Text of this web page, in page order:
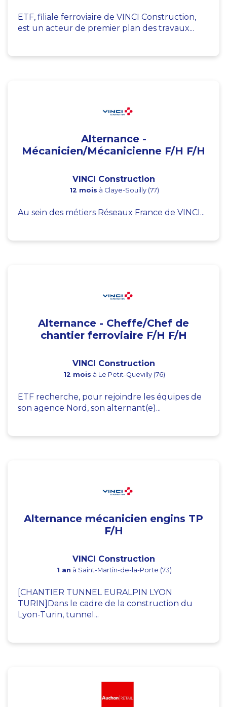
ETF, filiale ferroviaire de VINCI Construction,
est un acteur de premier plan des travaux...
Alternance -
Mécanicien/Mécanicienne F/H F/H
VINCI Construction
12 mois à Claye-Souilly (77)
Au sein des métiers Réseaux France de VINCI...
Alternance - Cheffe/Chef de
chantier ferroviaire F/H F/H
VINCI Construction
12 mois à Le Petit-Quevilly (76)
ETF recherche, pour rejoindre les équipes de
son agence Nord, son alternant(e)...
Alternance mécanicien engins TP
F/H
VINCI Construction
1 an à Saint-Martin-de-la-Porte (73)
[CHANTIER TUNNEL EURALPIN LYON
TURIN]Dans le cadre de la construction du
Lyon-Turin, tunnel...